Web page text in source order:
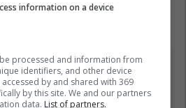
Prania e shtuar e
information on a device
processed and information from
identifiers, and other device
by and shared with 369
by this site. We and our partners
data. List of partners.